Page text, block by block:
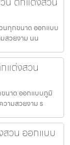
นทุกขนาด ออกแบบ
สวยงาม นน
แต่งสวน
นาด ออกแบบภูมิ
ามสวยงาม ร
วน ออกแบบ